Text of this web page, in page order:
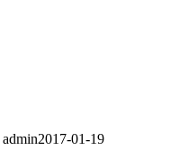
admin2017-01-19